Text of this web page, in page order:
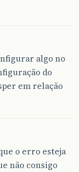
algo no
do
em relação
o erro esteja
não consigo